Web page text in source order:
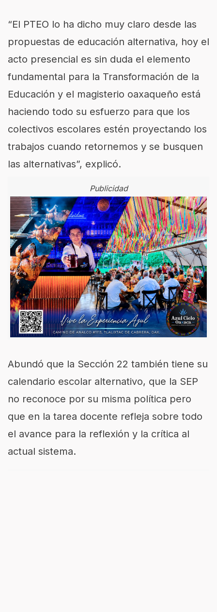
“El PTEO lo ha dicho muy claro desde las
propuestas de educación alternativa, hoy el
acto presencial es sin duda el elemento
fundamental para la Transformación de la
Educación y el magisterio oaxaqueño está
haciendo todo su esfuerzo para que los
colectivos escolares estén proyectando los
trabajos cuando retornemos y se busquen
las alternativas”, explicó.
Publicidad
Abundó que la Sección 22 también tiene su
calendario escolar alternativo, que la SEP
no reconoce por su misma política pero
que en la tarea docente refleja sobre todo
el avance para la reflexión y la crítica al
actual sistema.